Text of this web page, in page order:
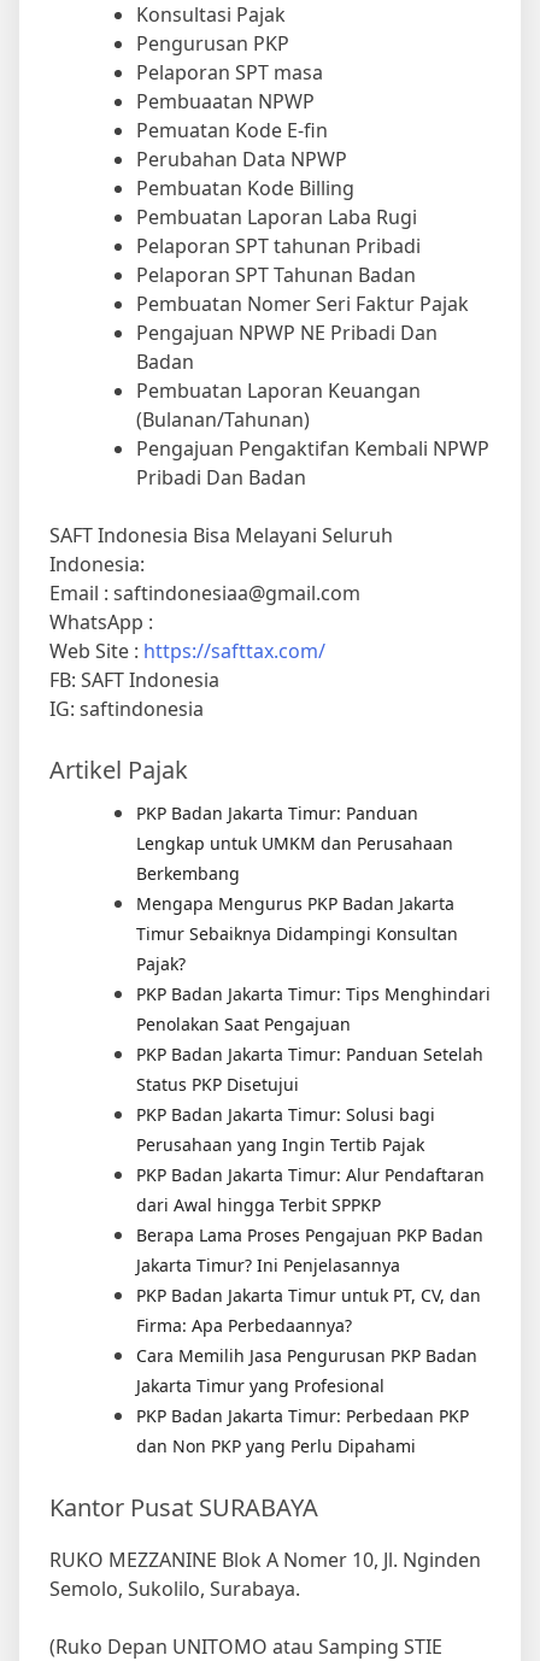
Konsultasi Pajak
Pengurusan PKP
Pelaporan SPT masa
Pembuaatan NPWP
Pemuatan Kode E-fin
Perubahan Data NPWP
Pembuatan Kode Billing
Pembuatan Laporan Laba Rugi
Pelaporan SPT tahunan Pribadi
Pelaporan SPT Tahunan Badan
Pembuatan Nomer Seri Faktur Pajak
Pengajuan NPWP NE Pribadi Dan
Badan
Pembuatan Laporan Keuangan
(Bulanan/Tahunan)
Pengajuan Pengaktifan Kembali NPWP
Pribadi Dan Badan
SAFT Indonesia Bisa Melayani Seluruh
Indonesia:
Email : saftindonesiaa@gmail.com
WhatsApp :
Web Site : https://safttax.com/
FB: SAFT Indonesia
IG: saftindonesia
Artikel Pajak
PKP Badan Jakarta Timur: Panduan
Lengkap untuk UMKM dan Perusahaan
Berkembang
Mengapa Mengurus PKP Badan Jakarta
Timur Sebaiknya Didampingi Konsultan
Pajak?
PKP Badan Jakarta Timur: Tips Menghindari
Penolakan Saat Pengajuan
PKP Badan Jakarta Timur: Panduan Setelah
Status PKP Disetujui
PKP Badan Jakarta Timur: Solusi bagi
Perusahaan yang Ingin Tertib Pajak
PKP Badan Jakarta Timur: Alur Pendaftaran
dari Awal hingga Terbit SPPKP
Berapa Lama Proses Pengajuan PKP Badan
Jakarta Timur? Ini Penjelasannya
PKP Badan Jakarta Timur untuk PT, CV, dan
Firma: Apa Perbedaannya?
Cara Memilih Jasa Pengurusan PKP Badan
Jakarta Timur yang Profesional
PKP Badan Jakarta Timur: Perbedaan PKP
dan Non PKP yang Perlu Dipahami
Kantor Pusat SURABAYA
RUKO MEZZANINE Blok A Nomer 10, Jl. Nginden
Semolo, Sukolilo, Surabaya.
(Ruko Depan UNITOMO atau Samping STIE